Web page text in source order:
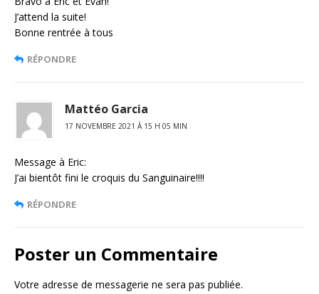
J’attend la suite!
Bonne rentrée à tous
RÉPONDRE
Mattéo Garcia
17 NOVEMBRE 2021 À 15 H 05 MIN
Message à Eric:
J’ai bientôt fini le croquis du Sanguinaire!!!!
RÉPONDRE
Poster un Commentaire
Votre adresse de messagerie ne sera pas publiée.